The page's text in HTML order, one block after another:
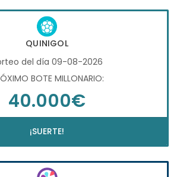
QUINIGOL
del día 09-08-2026
BOTE MILLONARIO:
40.000€
¡SUERTE!